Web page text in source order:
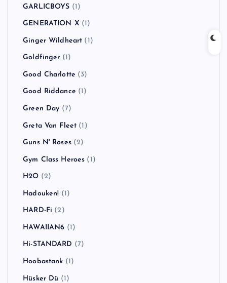
GARLICBOYS (1)
GENERATION X (1)
Ginger Wildheart (1)
Goldfinger (1)
Good Charlotte (3)
Good Riddance (1)
Green Day (7)
Greta Van Fleet (1)
Guns N' Roses(2)
Gym Class Heroes (1)
H2O (2)
Hadouken! (1)
HARD-Fi (2)
HAWAIIAN6 (1)
Hi-STANDARD (7)
Hoobastank (1)
Hüsker Dü (1)